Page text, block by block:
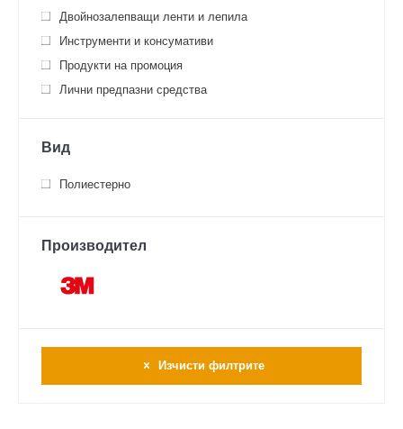
Двойнозалепващи ленти и лепила
Инструменти и консумативи
Продукти на промоция
Лични предпазни средства
Вид
Полиестерно
Производител
Изчисти филтрите